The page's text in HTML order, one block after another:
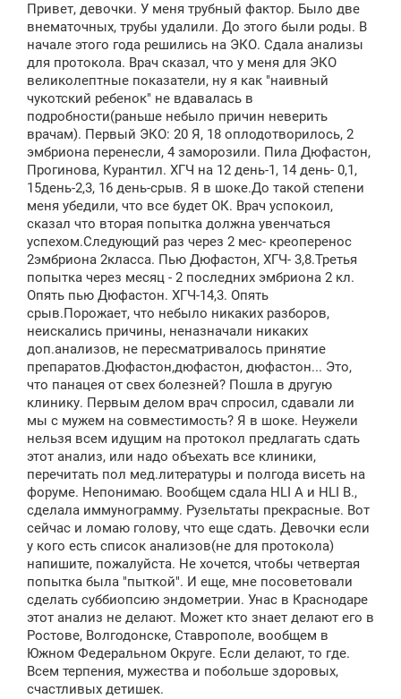
б
щ
н
и
Привет, девочки. У меня трубный фактор. Было две
внематочных, трубы удалили. До этого были роды. В
начале этого года решились на ЭКО. Сдала анализы
для протокола. Врач сказал, что у меня для ЭКО
великолептные показатели, ну я как "наивный
чукотский ребенок" не вдавалась в
подробности(раньше небыло причин неверить
врачам). Первый ЭКО: 20 Я, 18 оплодотворилось, 2
эмбриона перенесли, 4 заморозили. Пила Дюфастон,
Прогинова, Курантил. ХГЧ на 12 день-1, 14 день- 0,1,
15день-2,3, 16 день-срыв. Я в шоке.До такой степени
меня убедили, что все будет ОК. Врач успокоил,
сказал что вторая попытка должна увенчаться
успехом.Следующий раз через 2 мес- креоперенос
2эмбриона 2класса. Пью Дюфастон, ХГЧ- 3,8.Третья
попытка через месяц - 2 последних эмбриона 2 кл.
Опять пью Дюфастон. ХГЧ-14,3. Опять
срыв.Порожает, что небыло никаких разборов,
неискались причины, неназначали никаких
доп.анализов, не пересматривалось принятие
препаратов.Дюфастон,дюфастон, дюфастон... Это,
что панацея от свех болезней? Пошла в другую
клинику. Первым делом врач спросил, сдавали ли
мы с мужем на совместимость? Я в шоке. Неужели
нельзя всем идущим на протокол предлагать сдать
этот анализ, или надо объехать все клиники,
перечитать пол мед.литературы и полгода висеть на
форуме. Непонимаю. Вообщем сдала HLI А и HLI В.,
сделала иммунограмму. Рузельтаты прекрасные. Вот
сейчас и ломаю голову, что еще сдать. Девочки если
у кого есть список анализов(не для протокола)
напишите, пожалуйста. Не хочется, чтобы четвертая
попытка была "пыткой". И еще, мне посоветовали
сделать суббиопсию эндометрии. Унас в Краснодаре
этот анализ не делают. Может кто знает делают его в
Ростове, Волгодонске, Ставрополе, вообщем в
Южном Федеральном Округе. Если делают, то где.
Всем терпения, мужества и побольше здоровых,
счастливых детишек.